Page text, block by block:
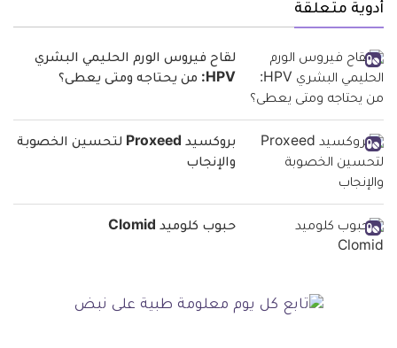
أدوية متعلقة
لقاح فيروس الورم الحليمي البشري
HPV: من يحتاجه ومتى يعطى؟
بروكسيد Proxeed لتحسين الخصوبة
والإنجاب
حبوب كلوميد Clomid